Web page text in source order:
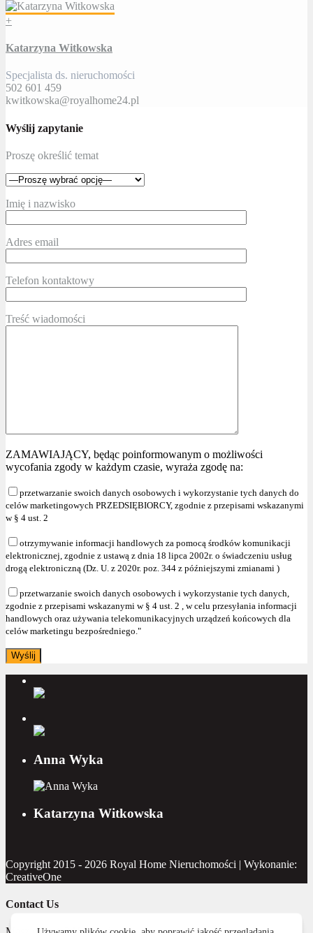
+
Katarzyna Witkowska
Specjalista ds. nieruchomości
502 601 459
kwitkowska@royalhome24.pl
Wyślij zapytanie
Proszę określić temat
Imię i nazwisko
Adres email
Telefon kontaktowy
Treść wiadomości
ZAMAWIAJĄCY, będąc poinformowanym o możliwości
wycofania zgody w każdym czasie, wyraża zgodę na:
przetwarzanie swoich danych osobowych i wykorzystanie tych danych do
celów marketingowych PRZEDSIĘBIORCY, zgodnie z przepisami wskazanymi
w § 4 ust. 2
otrzymywanie informacji handlowych za pomocą środków komunikacji
elektronicznej, zgodnie z ustawą z dnia 18 lipca 2002r. o świadczeniu usług
drogą elektroniczną (Dz. U. z 2020r. poz. 344 z późniejszymi zmianami )
przetwarzanie swoich danych osobowych i wykorzystanie tych danych,
zgodnie z przepisami wskazanymi w § 4 ust. 2 , w celu przesyłania informacji
handlowych oraz używania telekomunikacyjnych urządzeń końcowych dla
celów marketingu bezpośredniego."
Anna Wyka
Katarzyna Witkowska
Copyright 2015 - 2026 Royal Home Nieruchomości | Wykonanie:
CreativeOne
Contact Us